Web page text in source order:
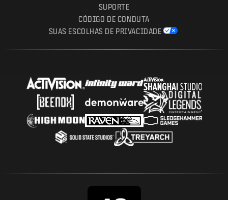
SUPORTE
CÓDIGO DE CONDUTA
SUAS ESCOLHAS DE PRIVACIDADE